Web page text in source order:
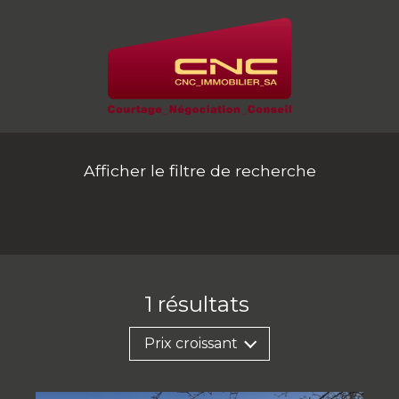
Afficher le filtre de recherche
1 résultats
Prix croissant